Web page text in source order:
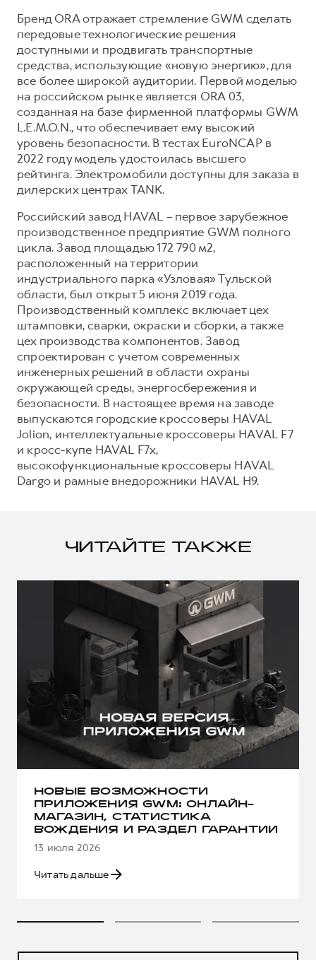
Бренд ORA отражает стремление GWM сделать
передовые технологические решения
доступными и продвигать транспортные
средства, использующие «новую энергию», для
все более широкой аудитории. Первой моделью
на российском рынке является ORA 03,
созданная на базе фирменной платформы GWM
L.E.M.O.N., что обеспечивает ему высокий
уровень безопасности. В тестах EuroNCAP в
2022 году модель удостоилась высшего
рейтинга. Электромобили доступны для заказа в
дилерских центрах TANK.
Российский завод HAVAL – первое зарубежное
производственное предприятие GWM полного
цикла. Завод площадью 172 790 м2,
расположенный на территории
индустриального парка «Узловая» Тульской
области, был открыт 5 июня 2019 года.
Производственный комплекс включает цех
штамповки, сварки, окраски и сборки, а также
цех производства компонентов. Завод
спроектирован с учетом современных
инженерных решений в области охраны
окружающей среды, энергосбережения и
безопасности. В настоящее время на заводе
выпускаются городские кроссоверы HAVAL
Jolion, интеллектуальные кроссоверы HAVAL F7
и кросс-купе HAVAL F7x,
высокофункциональные кроссоверы HAVAL
Dargo и рамные внедорожники HAVAL H9.
ЧИТАЙТЕ ТАКЖЕ
НОВЫЕ ВОЗМОЖНОСТИ
ПРИЛОЖЕНИЯ GWM: ОНЛАЙН-
МАГАЗИН, СТАТИСТИКА
ВОЖДЕНИЯ И РАЗДЕЛ ГАРАНТИИ
13 июля 2026
Читать дальше